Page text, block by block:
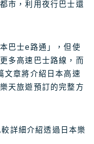
教學
市，利用夜行巴士還
巴士e路通」，但使
多高速巴士路線，而
文章將介紹日本高速
天旅遊預訂的完整方
詳細介紹透過日本樂